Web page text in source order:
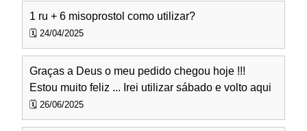
1 ru + 6 misoprostol como utilizar?
🗓️ 24/04/2025
Graças a Deus o meu pedido chegou hoje !!!
Estou muito feliz ... Irei utilizar sábado e volto aqui
🗓️ 26/06/2025